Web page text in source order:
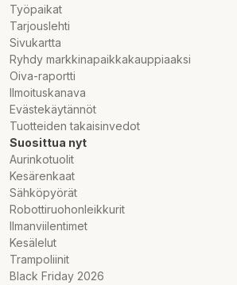
Työpaikat
Tarjouslehti
Sivukartta
Ryhdy markkinapaikkakauppiaaksi
Oiva-raportti
Ilmoituskanava
Evästekäytännöt
Tuotteiden takaisinvedot
Suosittua nyt
Aurinkotuolit
Kesärenkaat
Sähköpyörät
Robottiruohonleikkurit
Ilmanviilentimet
Kesälelut
Trampoliinit
Black Friday 2026